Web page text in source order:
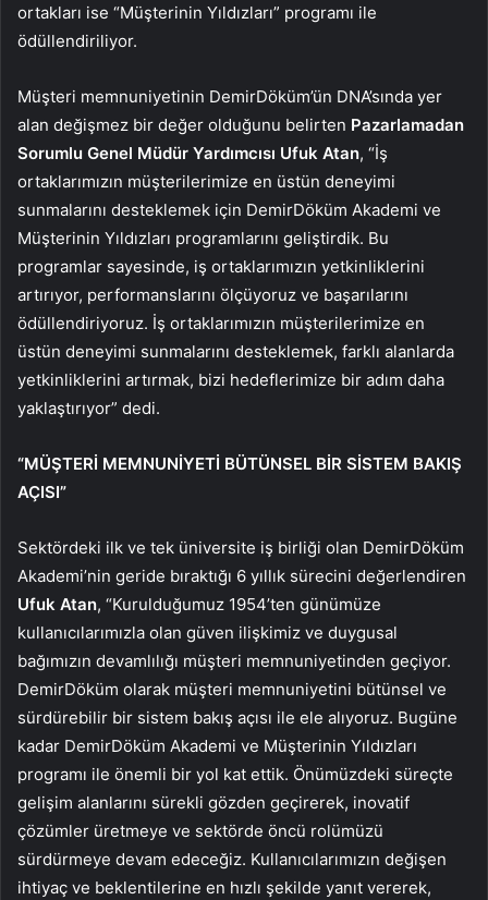
ortakları ise “Müşterinin Yıldızları” programı ile
ödüllendiriliyor.
Müşteri memnuniyetinin DemirDöküm’ün DNA’sında yer
alan değişmez bir değer olduğunu belirten Pazarlamadan
Sorumlu Genel Müdür Yardımcısı Ufuk Atan, “İş
ortaklarımızın müşterilerimize en üstün deneyimi
sunmalarını desteklemek için DemirDöküm Akademi ve
Müşterinin Yıldızları programlarını geliştirdik. Bu
programlar sayesinde, iş ortaklarımızın yetkinliklerini
artırıyor, performanslarını ölçüyoruz ve başarılarını
ödüllendiriyoruz. İş ortaklarımızın müşterilerimize en
üstün deneyimi sunmalarını desteklemek, farklı alanlarda
yetkinliklerini artırmak, bizi hedeflerimize bir adım daha
yaklaştırıyor” dedi.
“MÜŞTERİ MEMNUNİYETİ BÜTÜNSEL BİR SİSTEM BAKIŞ
AÇISI”
Sektördeki ilk ve tek üniversite iş birliği olan DemirDöküm
Akademi’nin geride bıraktığı 6 yıllık sürecini değerlendiren
Ufuk Atan, “Kurulduğumuz 1954’ten günümüze
kullanıcılarımızla olan güven ilişkimiz ve duygusal
bağımızın devamlılığı müşteri memnuniyetinden geçiyor.
DemirDöküm olarak müşteri memnuniyetini bütünsel ve
sürdürebilir bir sistem bakış açısı ile ele alıyoruz. Bugüne
kadar DemirDöküm Akademi ve Müşterinin Yıldızları
programı ile önemli bir yol kat ettik. Önümüzdeki süreçte
gelişim alanlarını sürekli gözden geçirerek, inovatif
çözümler üretmeye ve sektörde öncü rolümüzü
sürdürmeye devam edeceğiz. Kullanıcılarımızın değişen
ihtiyaç ve beklentilerine en hızlı şekilde yanıt vererek,